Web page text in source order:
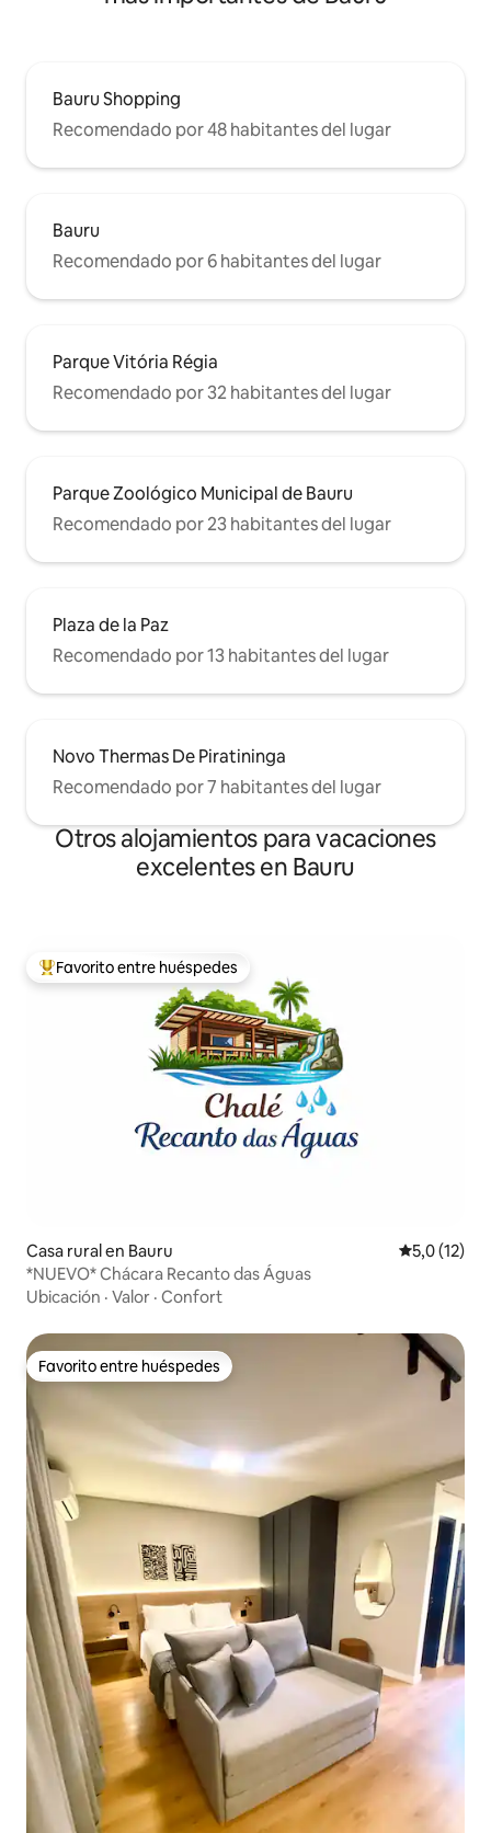
Bauru Shopping
Recomendado por 48 habitantes del lugar
Bauru
Recomendado por 6 habitantes del lugar
Parque Vitória Régia
Recomendado por 32 habitantes del lugar
Parque Zoológico Municipal de Bauru
Recomendado por 23 habitantes del lugar
Plaza de la Paz
Recomendado por 13 habitantes del lugar
Novo Thermas De Piratininga
Recomendado por 7 habitantes del lugar
Otros alojamientos para vacaciones
excelentes en Bauru
Favorito entre los huéspedes más destacados
Favorito entre huéspedes
Casa rural en Bauru Calificación
5,0 (12)
*NUEVO* Chácara Recanto das Águas
Ubicación · Valor · Confort
Favorito entre huéspedes
Favorito entre huéspedes